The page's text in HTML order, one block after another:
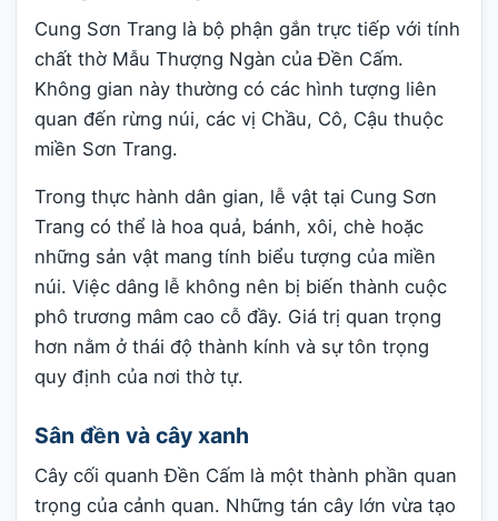
Cung Sơn Trang là bộ phận gắn trực tiếp với tính
chất thờ Mẫu Thượng Ngàn của Đền Cấm.
Không gian này thường có các hình tượng liên
quan đến rừng núi, các vị Chầu, Cô, Cậu thuộc
miền Sơn Trang.
Trong thực hành dân gian, lễ vật tại Cung Sơn
Trang có thể là hoa quả, bánh, xôi, chè hoặc
những sản vật mang tính biểu tượng của miền
núi. Việc dâng lễ không nên bị biến thành cuộc
phô trương mâm cao cỗ đầy. Giá trị quan trọng
hơn nằm ở thái độ thành kính và sự tôn trọng
quy định của nơi thờ tự.
Sân đền và cây xanh
Cây cối quanh Đền Cấm là một thành phần quan
trọng của cảnh quan. Những tán cây lớn vừa tạo